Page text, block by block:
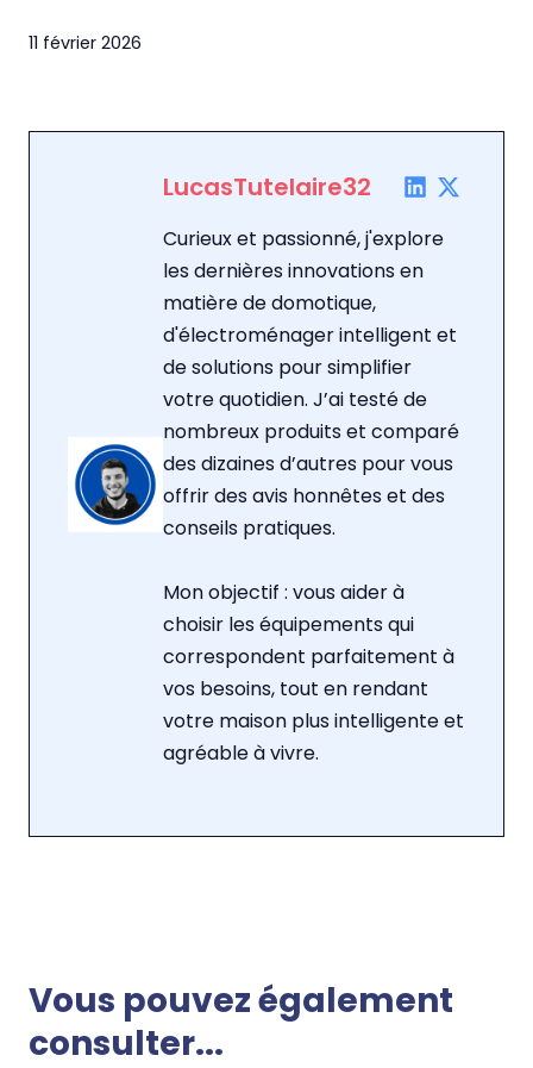
11 février 2026
LucasTutelaire32
Curieux et passionné, j'explore
les dernières innovations en
matière de domotique,
d'électroménager intelligent et
de solutions pour simplifier
votre quotidien. J’ai testé de
nombreux produits et comparé
des dizaines d’autres pour vous
offrir des avis honnêtes et des
conseils pratiques.
Mon objectif : vous aider à
choisir les équipements qui
correspondent parfaitement à
vos besoins, tout en rendant
votre maison plus intelligente et
agréable à vivre.
Vous pouvez également
consulter...